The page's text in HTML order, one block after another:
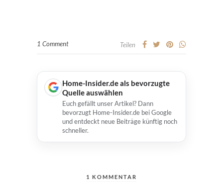
1 Comment Teilen
Home-Insider.de als bevorzugte
Quelle auswählen
Euch gefällt unser Artikel? Dann
bevorzugt Home-Insider.de bei Google
und entdeckt neue Beiträge künftig noch
schneller.
1 KOMMENTAR